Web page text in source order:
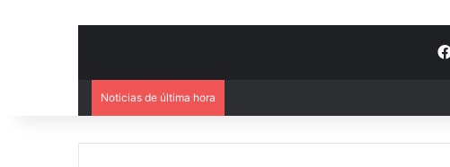
Noticias de última hora